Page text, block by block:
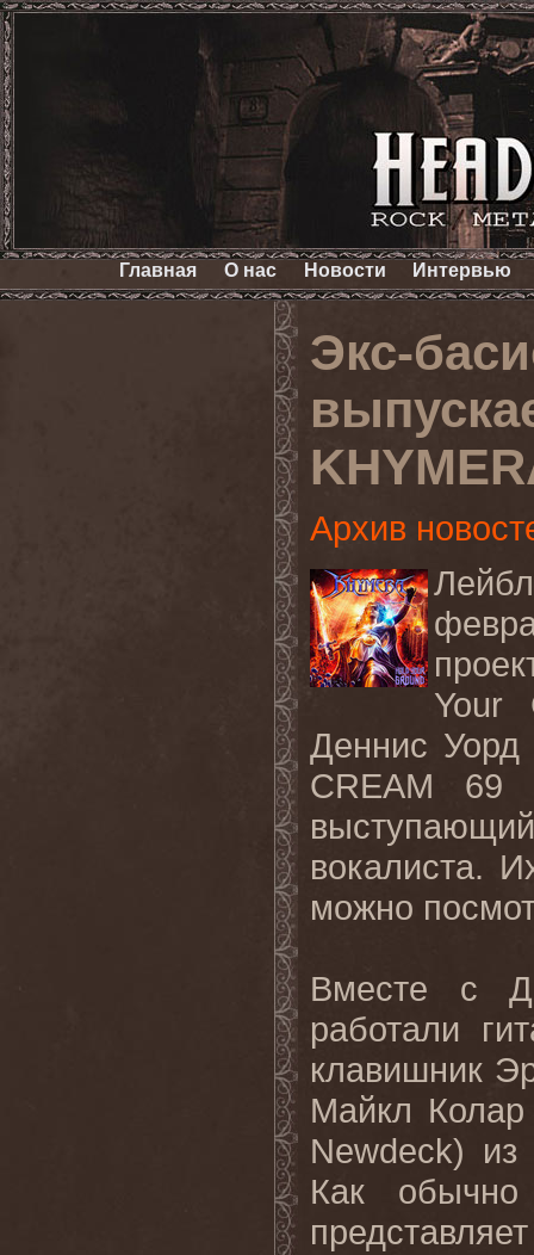
Главная О нас Новости Интервью
Экс-
Архив
Your
Деннис Уорд
CREAM 69
вокалиста.
можно
Вместе с
работали
клавишник
Майкл
Newdeck) из
Как